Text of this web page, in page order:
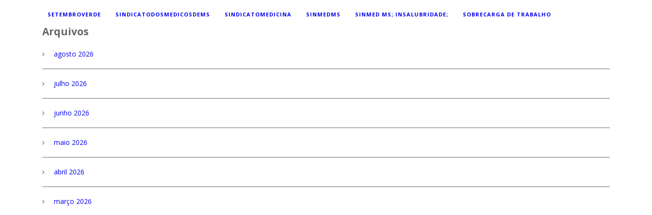
SETEMBROVERDE SINDICATODOSMEDICOSDEMS SINDICATOMEDICINA SINMEDMS SINMED MS; INSALUBRIDADE; SOBRECARGA DE TRABALHO
Arquivos
agosto 2026
julho 2026
junho 2026
maio 2026
abril 2026
março 2026